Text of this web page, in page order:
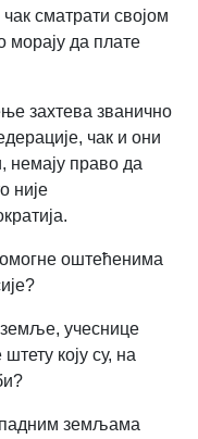
сматрати својом
морају да плате
захтева званично
чак и они
немају право да
није
оштећенима
учеснице
коју су, на
земљама